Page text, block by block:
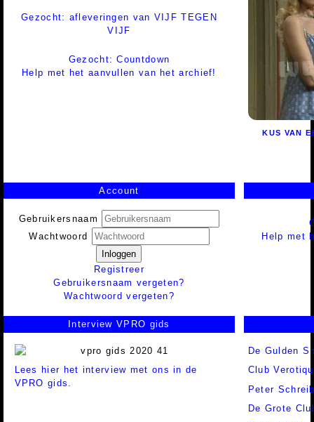
Gezocht: afleveringen van VIJF TEGEN
VIJF
Gezocht: Countdown
Help met het aanvullen van het archief!
KUS VAN
Account
Gebruikersnaam
Wachtwoord
Inloggen
Registreer
Gebruikersnaam vergeten?
Wachtwoord vergeten?
Help met
Interview VPRO gids
Lees hier het interview met ons in de
VPRO gids.
De Gulden
Club
Peter
De Grote